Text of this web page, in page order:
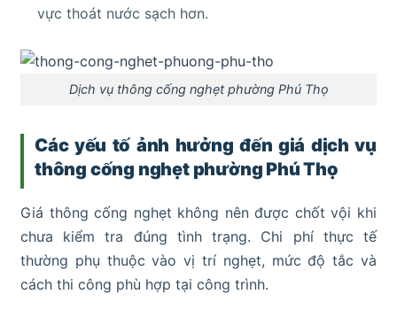
vực thoát nước sạch hơn.
Dịch vụ thông cống nghẹt phường Phú Thọ
Các yếu tố ảnh hưởng đến giá dịch vụ
thông cống nghẹt phường Phú Thọ
Giá thông cống nghẹt không nên được chốt vội khi
chưa kiểm tra đúng tình trạng. Chi phí thực tế
thường phụ thuộc vào vị trí nghẹt, mức độ tắc và
cách thi công phù hợp tại công trình.